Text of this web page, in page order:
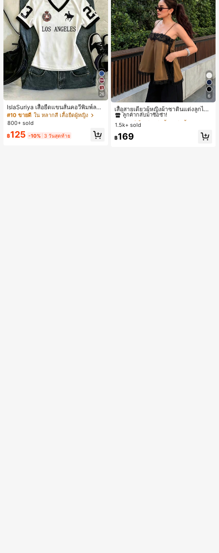
26
IslaSuriya เสื้อยืดแขนสั้นคอวีพิมพ์ลาย
สีตัดกันสำหรับผู้หญิง
#10 ขายดี ใน หลากสี เสื้อยืดผู้หญิง
800+ sold
฿125 -10% 3 วันสุดท้าย
6
เสื้อสายเดี่ยวผู้หญิงผ้าซาตินแต่งลูกไม้
- เสื้อสายเดี่ยวฤดูร้อนสีคากีมีรอยผ่าด้า
นข้างที่น่าดึงดูดแบบสบายๆ
#2 ขายดี
ใน สีกากี เสื้อสตรี เสื้อเบลาส์ & Tee
ลูกค้ากลับมาซื้อซ้ำ!
#2 ขายดี
ลูกค้ากลับมาซื้อซ้ำ!
#2 ขายดี
ลูกค้ากลับมาซื้อซ้ำ!
#2 ขายดี
ใน สีกากี เสื้อสตรี เสื้อเบลาส์ & Tee
1.5k+ sold
฿169